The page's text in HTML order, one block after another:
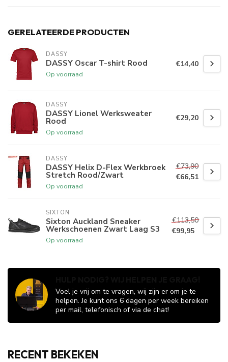
GERELATEERDE PRODUCTEN
DASSY
DASSY Oscar T-shirt Rood
Op voorraad
€14,40
DASSY
DASSY Lionel Werksweater
Rood
Op voorraad
€29,20
DASSY
DASSY Helix D-Flex Werkbroek
Stretch Rood/Zwart
Op voorraad
€73,90
€66,51
SIXTON
Sixton Auckland Sneaker
Werkschoenen Zwart Laag S3
Op voorraad
€113,50
€99,95
Voel je vrij om te vragen, wij zijn er om je te
helpen. Je kunt ons 6 dagen per week bereiken
per mail, telefonisch of via de chat!
RECENT BEKEKEN